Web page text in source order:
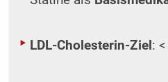
LDL-Cholesterin-Ziel :